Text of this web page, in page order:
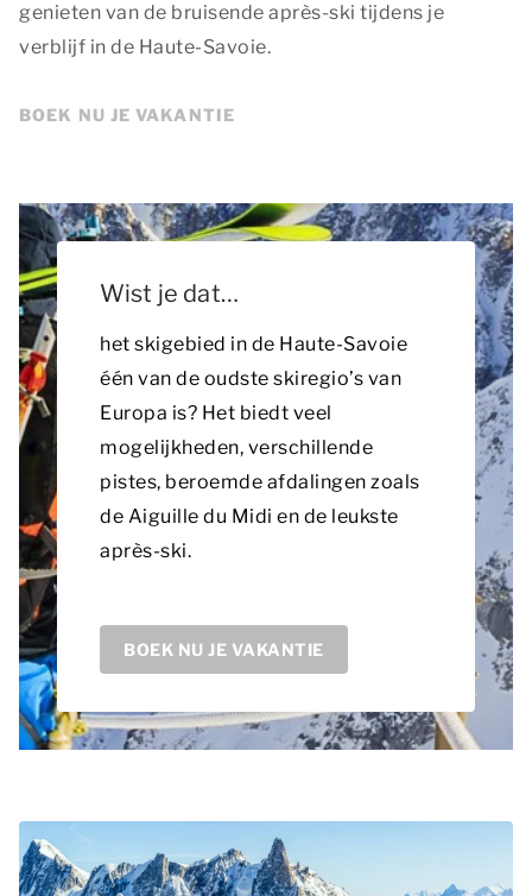
genieten van de bruisende après-ski tijdens je
verblijf in de Haute-Savoie.
BOEK NU JE VAKANTIE
Wist je dat…
het skigebied in de Haute-Savoie
één van de oudste skiregio’s van
Europa is? Het biedt veel
mogelijkheden, verschillende
pistes, beroemde afdalingen zoals
de Aiguille du Midi en de leukste
après-ski.
BOEK NU JE VAKANTIE